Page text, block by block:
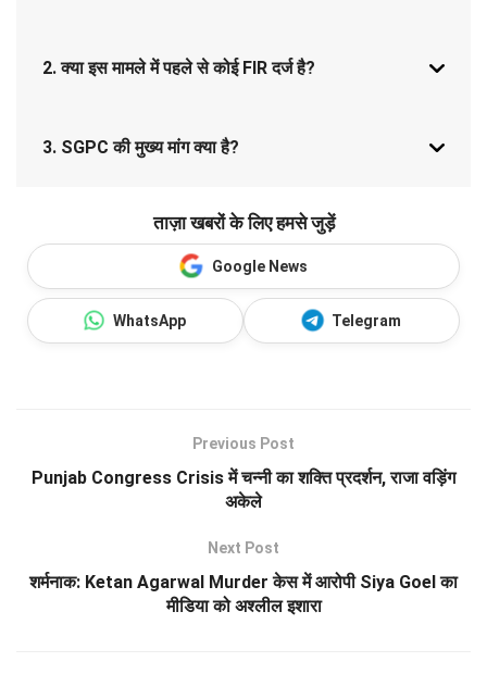
2. क्या इस मामले में पहले से कोई FIR दर्ज है?
3. SGPC की मुख्य मांग क्या है?
ताज़ा खबरों के लिए हमसे जुड़ें
Google News
WhatsApp Telegram
Previous Post
Punjab Congress Crisis में चन्नी का शक्ति प्रदर्शन, राजा वड़िंग
अकेले
Next Post
शर्मनाक: Ketan Agarwal Murder केस में आरोपी Siya Goel का
मीडिया को अश्लील इशारा